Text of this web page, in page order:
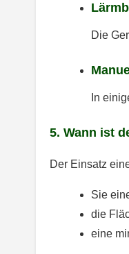
Die
In
5. Wann ist
Der Einsatz
Sie
die
eine